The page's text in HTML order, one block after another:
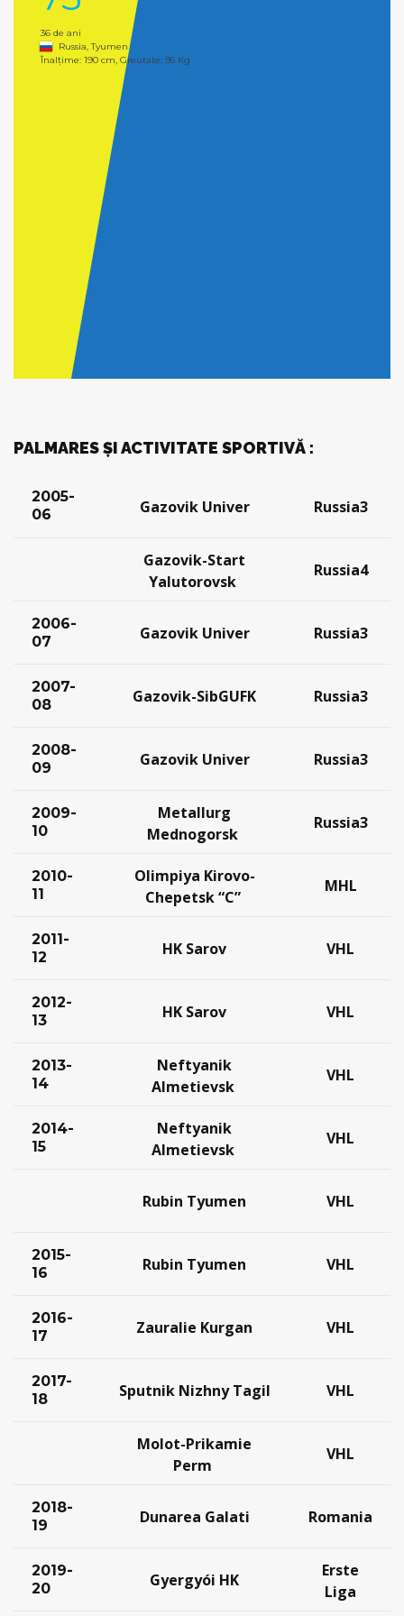
36 de ani
Russia, Tyumen
Înalțime: 190 cm, Greutate: 95 Kg
PALMARES ȘI ACTIVITATE SPORTIVĂ :
2005-
06
Gazovik Univer Russia3
Gazovik-Start
Yalutorovsk
Russia4
2006-
07
Gazovik Univer Russia3
2007-
08
Gazovik-SibGUFK Russia3
2008-
09
Gazovik Univer Russia3
2009-
10
Metallurg
Mednogorsk
Russia3
2010-
11
Olimpiya Kirovo-
Chepetsk “C”
MHL
2011-
12
HK Sarov VHL
2012-
13
HK Sarov VHL
2013-
14
Neftyanik
Almetievsk
VHL
2014-
15
Neftyanik
Almetievsk
VHL
Rubin Tyumen VHL
2015-
16
Rubin Tyumen VHL
2016-
17
Zauralie Kurgan VHL
2017-
18
Sputnik Nizhny Tagil VHL
Molot-Prikamie
Perm
VHL
2018-
19
Dunarea Galati Romania
2019-
20
Gyergyói HK
Erste
Liga